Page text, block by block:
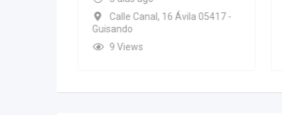
Calle Canal, 16 Ávila 05417 -
Guisando
9 Views